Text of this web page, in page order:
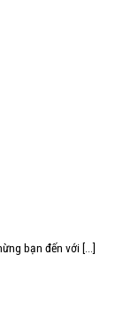
bạn đến với [...]